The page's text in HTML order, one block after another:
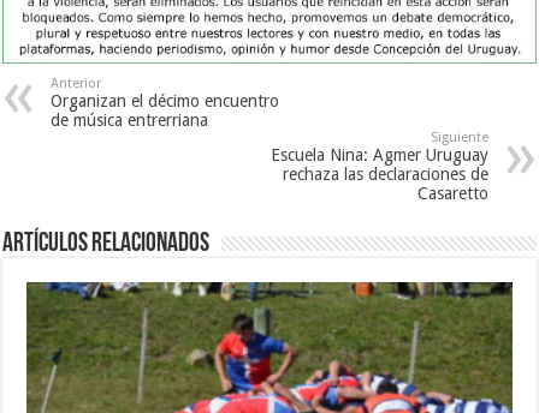
Anterior
Organizan el décimo encuentro
de música entrerriana
Siguiente
Escuela Nina: Agmer Uruguay
rechaza las declaraciones de
Casaretto
Artículos Relacionados